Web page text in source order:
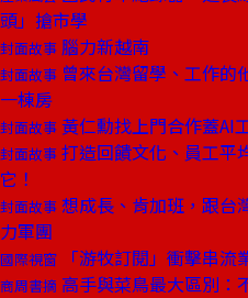
頭」搶市學
封面故事 腦力新越南
封面故事 曾來台灣留學、工作的
一棟房
封面故事 黃仁勳找上門合作蓋AI
封面故事 打造回饋文化、員工平
它！
封面故事 想成長、肯加班，跟台
力軍團
國際視窗 「游牧訂閱」衝擊串
商周書摘 高手與菜鳥最大區別：